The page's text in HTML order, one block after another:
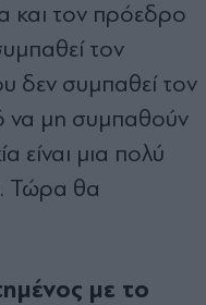
και τον πρόεδρο
τον
δεν συμπαθεί τον
να μη συμπαθούν
είναι μια πολύ
Τώρα θα
με το